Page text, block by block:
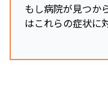
もし病院が見つか
はこれらの症状に